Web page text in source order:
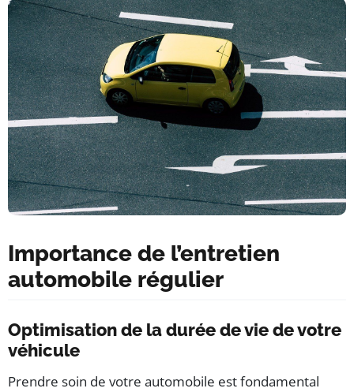
Importance de l’entretien
automobile régulier
Optimisation de la durée de vie de votre
véhicule
Prendre soin de votre automobile est fondamental